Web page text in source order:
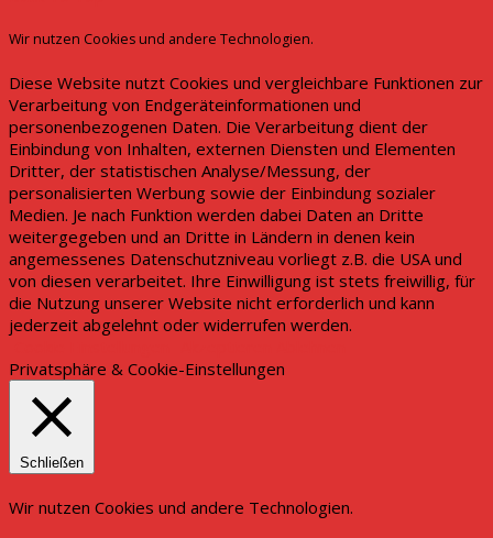
Wir nutzen Cookies und andere Technologien.
Diese Website nutzt Cookies und vergleichbare Funktionen zur
Verarbeitung von Endgeräteinformationen und
personenbezogenen Daten. Die Verarbeitung dient der
Einbindung von Inhalten, externen Diensten und Elementen
Dritter, der statistischen Analyse/Messung, der
personalisierten Werbung sowie der Einbindung sozialer
Medien. Je nach Funktion werden dabei Daten an Dritte
weitergegeben und an Dritte in Ländern in denen kein
angemessenes Datenschutzniveau vorliegt z.B. die USA und
von diesen verarbeitet. Ihre Einwilligung ist stets freiwillig, für
die Nutzung unserer Website nicht erforderlich und kann
jederzeit abgelehnt oder widerrufen werden.
Privatsphäre & Cookie-Einstellungen
Schließen
Wir nutzen Cookies und andere Technologien.